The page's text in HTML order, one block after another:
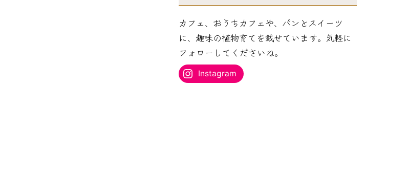
ス
を
入
力...
カフェ、おうちカフェや、パンとスイーツ
に、趣味の植物育てを載せています。気軽に
フォローしてくださいね。
Instagram